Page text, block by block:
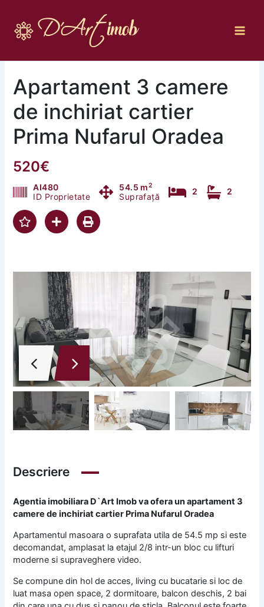
content
Apartament 3 camere
de inchiriat cartier
Prima Nufarul Oradea
520€
AI480
ID Proprietate
54.5 m2
Suprafață
2 2
Descriere
Agentia imobiliara D`Art Imob va ofera un apartament 3
camere de inchiriat cartier Prima Nufarul Oradea
Apartamentul masoara o suprafata utila de 54.5 mp si este
decomandat, amplasat la etajul 2/8 intr-un bloc cu lifturi
moderne si supraveghere video.
Se compune din hol de acces, living cu bucatarie si loc de
luat masa open space, 2 dormitoare, balcon deschis, 2 bai